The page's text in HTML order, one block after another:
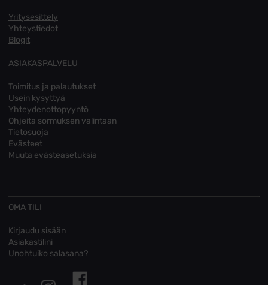
Yritysesittely
Yhteystiedot
Blogit
ASIAKASPALVELU
Toimitus ja palautukset
Usein kysyttyä
Yhteydenottopyyntö
Ohjeita sormuksen valintaan
Tietosuoja
Evästeet
Muuta evästeasetuksia
OMA TILI
Kirjaudu sisään
Asiakastilini
Unohtuiko salasana?